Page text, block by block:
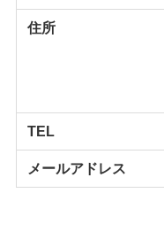
住所
TEL
メールアドレス